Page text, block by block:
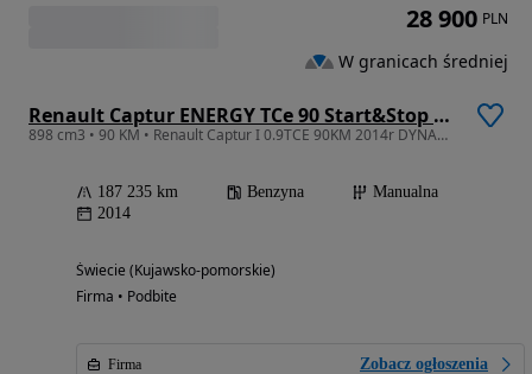
Renault Captur ENERGY TCe 90 Start&Stop Dynamique
898 cm3 • 90 KM • Renault Captur I 0.9TCE 90KM 2014r DYNAMIQUE
187 235 km Benzyna
Manualna
2014
Świecie (Kujawsko-pomorskie)
Firma • Podbite
Firma Zobacz ogłoszenia
28 900 PLN
W granicach średniej